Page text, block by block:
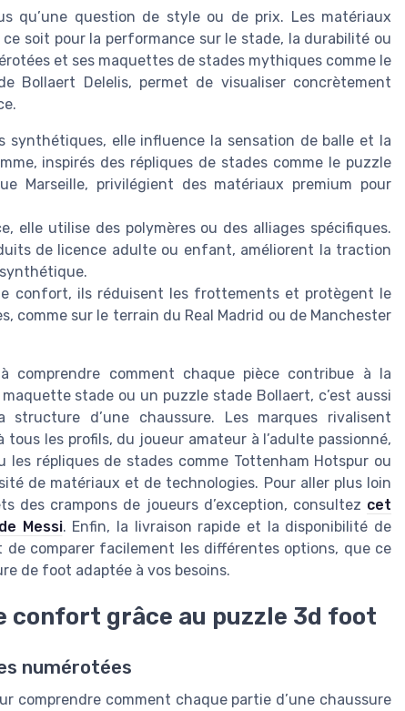
qu’une question de style ou de prix. Les matériaux
soit pour la performance sur le stade, la durabilité ou
et ses maquettes de stades mythiques comme le
Bollaert Delelis, permet de visualiser concrètement
elle influence la sensation de balle et la
inspirés des répliques de stades comme le puzzle
Marseille, privilégient des matériaux premium pour
elle utilise des polymères ou des alliages spécifiques.
de licence adulte ou enfant, améliorent la traction
confort, ils réduisent les frottements et protègent le
comme sur le terrain du Real Madrid ou de Manchester
comprendre comment chaque pièce contribue à la
stade ou un puzzle stade Bollaert, c’est aussi
d’une chaussure. Les marques rivalisent
les profils, du joueur amateur à l’adulte passionné,
les répliques de stades comme Tottenham Hotspur ou
de matériaux et de technologies. Pour aller plus loin
des crampons de joueurs d’exception, consultez cet
Messi. Enfin, la livraison rapide et la disponibilité de
comparer facilement les différentes options, que ce
de foot adaptée à vos besoins.
confort grâce au puzzle 3d foot
numérotées
comprendre comment chaque partie d’une chaussure